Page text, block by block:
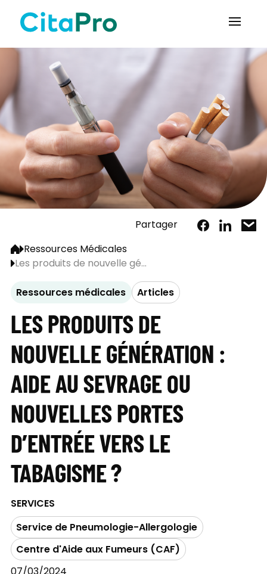
Partager
Ressources Médicales
Les produits de nouvelle gé...
Ressources médicales
Articles
LES PRODUITS DE
NOUVELLE GÉNÉRATION :
AIDE AU SEVRAGE OU
NOUVELLES PORTES
D’ENTRÉE VERS LE
TABAGISME ?
SERVICES
Service de Pneumologie-Allergologie
Centre d'Aide aux Fumeurs (CAF)